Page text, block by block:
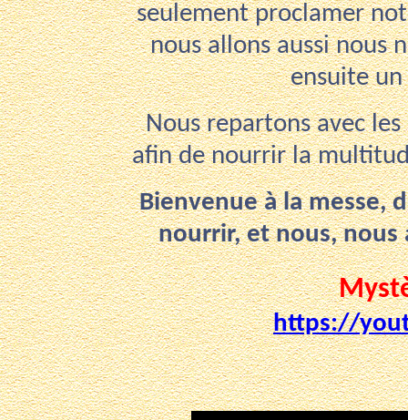
seulement proclamer
nous allons aussi nous
ensuite
Nous repartons avec
afin de nourrir la
Bienvenue à la messe,
nourrir, et nous, nous
https://